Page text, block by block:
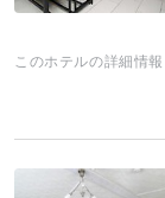
このホテルの詳細情報